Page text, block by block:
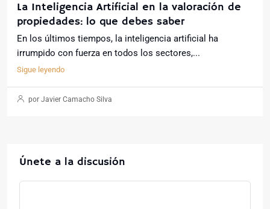
La Inteligencia Artificial en la valoración de
propiedades: lo que debes saber
En los últimos tiempos, la inteligencia artificial ha
irrumpido con fuerza en todos los sectores,...
Sigue leyendo
por Javier Camacho Silva
Únete a la discusión